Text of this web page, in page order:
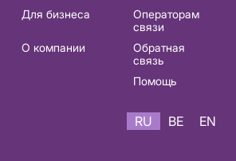
Для бизнеса
Операторам
связи
О компании
Обратная
связь
Помощь
RU BE EN